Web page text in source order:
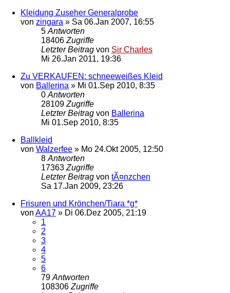
Kleidung Zuseher Generalprobe
von zingara » Sa 06.Jan 2007, 16:55
5 Antworten
18406 Zugriffe
Letzter Beitrag von Sir Charles
Mi 26.Jan 2011, 19:36
Zu VERKAUFEN: schneeweißes Kleid
von Ballerina » Mi 01.Sep 2010, 8:35
0 Antworten
28109 Zugriffe
Letzter Beitrag von Ballerina
Mi 01.Sep 2010, 8:35
Ballkleid
von Walzerfee » Mo 24.Okt 2005, 12:50
8 Antworten
17363 Zugriffe
Letzter Beitrag von tÃ¤nzchen
Sa 17.Jan 2009, 23:26
Frisuren und Krönchen/Tiara *g*
von AA17 » Di 06.Dez 2005, 21:19
1
2
3
4
5
6
79 Antworten
108306 Zugriffe